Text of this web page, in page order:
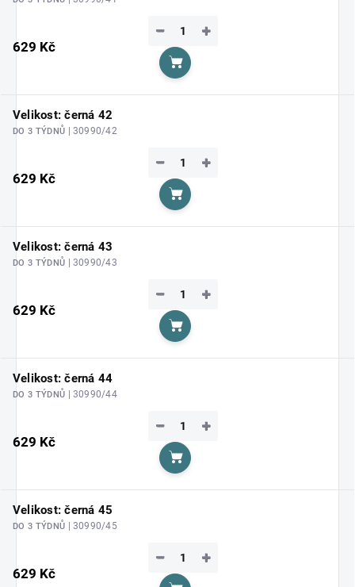
629 Kč
+
−
Do košíku
Velikost: černá 42
DO 3 TÝDNŮ | 30990/42
629 Kč
+
−
Do košíku
Velikost: černá 43
DO 3 TÝDNŮ | 30990/43
629 Kč
+
−
Do košíku
Velikost: černá 44
DO 3 TÝDNŮ | 30990/44
629 Kč
+
−
Do košíku
Velikost: černá 45
DO 3 TÝDNŮ | 30990/45
629 Kč
+
−